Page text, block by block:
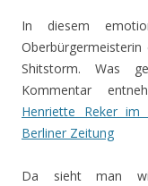
In diesem
Shitstorm. Was
Kommentar
Henriette Reker
Berliner Zeitung
Da sieht man